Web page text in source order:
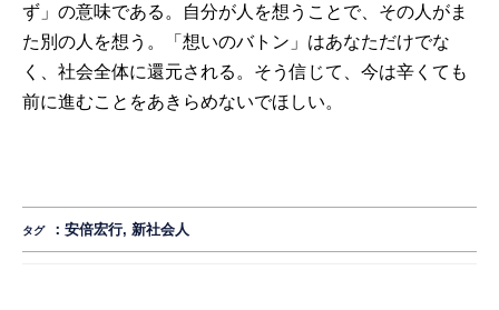
ず」の意味である。自分が人を想うことで、その人がま
た別の人を想う。「想いのバトン」はあなただけでな
く、社会全体に還元される。そう信じて、今は辛くても
前に進むことをあきらめないでほしい。
タグ ：安倍宏行,新社会人